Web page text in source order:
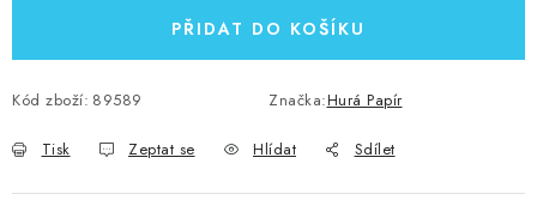
PŘIDAT DO KOŠÍKU
Kód zboží: 89589 Značka:Hurá Papír
Tisk Zeptat se Hlídat Sdílet